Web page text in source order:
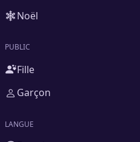
Noël
PUBLIC
Fille
Garçon
LANGUE